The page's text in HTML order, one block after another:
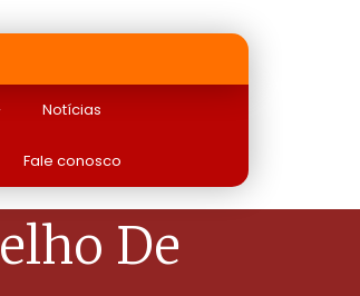
Notícias
Fale conosco
De